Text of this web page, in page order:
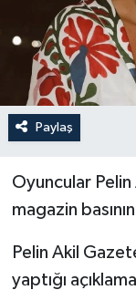
Paylaş
Oyuncular Pelin
magazin
Pelin Akil
yaptığı